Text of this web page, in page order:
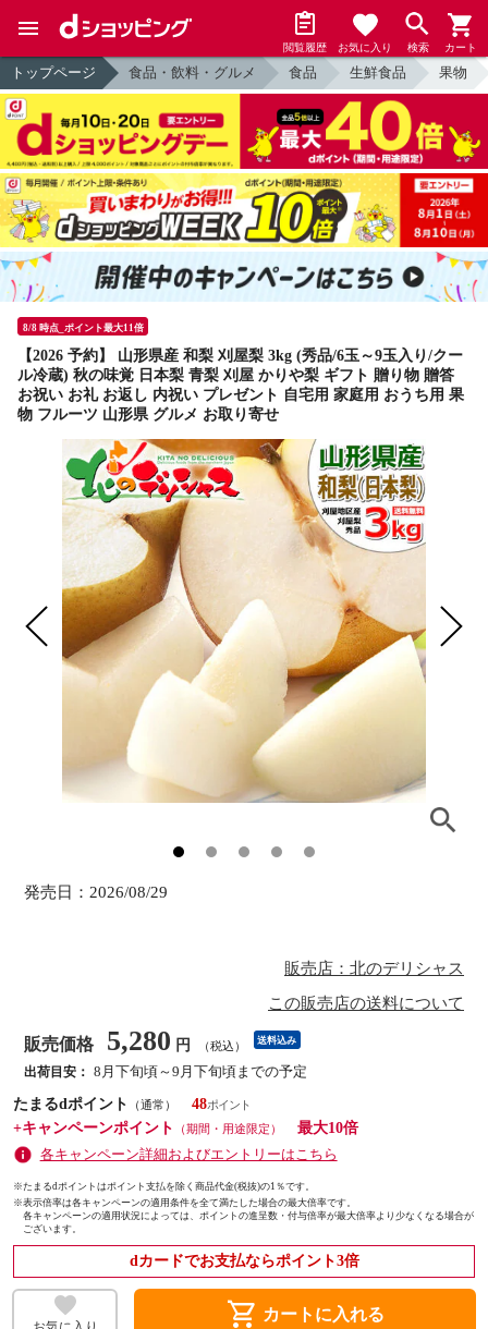
閲覧履歴 お気に入り 検索 カート
トップページ 食品・飲料・グルメ 食品 生鮮食品 果物
8/8 時点_ポイント最大11倍
【2026 予約】 山形県産 和梨 刈屋梨 3kg (秀品/6玉～9玉入り/クー
ル冷蔵) 秋の味覚 日本梨 青梨 刈屋 かりや梨 ギフト 贈り物 贈答
お祝い お礼 お返し 内祝い プレゼント 自宅用 家庭用 おうち用 果
物 フルーツ 山形県 グルメ お取り寄せ
発売日： 2026/08/29
販売店：北のデリシャス
この販売店の送料について
販売価格 5,280 円 （税込） 送料込み
出荷目安： 8月下旬頃～9月下旬頃までの予定
たまるdポイント
（通常）
48
+キャンペーンポイント
（期間・用途限定）
最大10倍
各キャンペーン詳細およびエントリーはこちら
※たまるdポイントはポイント支払を除く商品代金(税抜)の1％です。
※表示倍率は各キャンペーンの適用条件を全て満たした場合の最大倍率です。
各キャンペーンの適用状況によっては、ポイントの進呈数・付与倍率が最大倍率より少なくなる場合が
ございます。
dカードでお支払ならポイント3倍
shopping_cart カートに入れる